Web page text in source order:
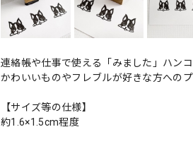
連絡帳や仕事で使える「みました」ハンコ
かわいいものやフレブルが好きな方への
【サイズ等の仕様】
約1.6×1.5cm程度